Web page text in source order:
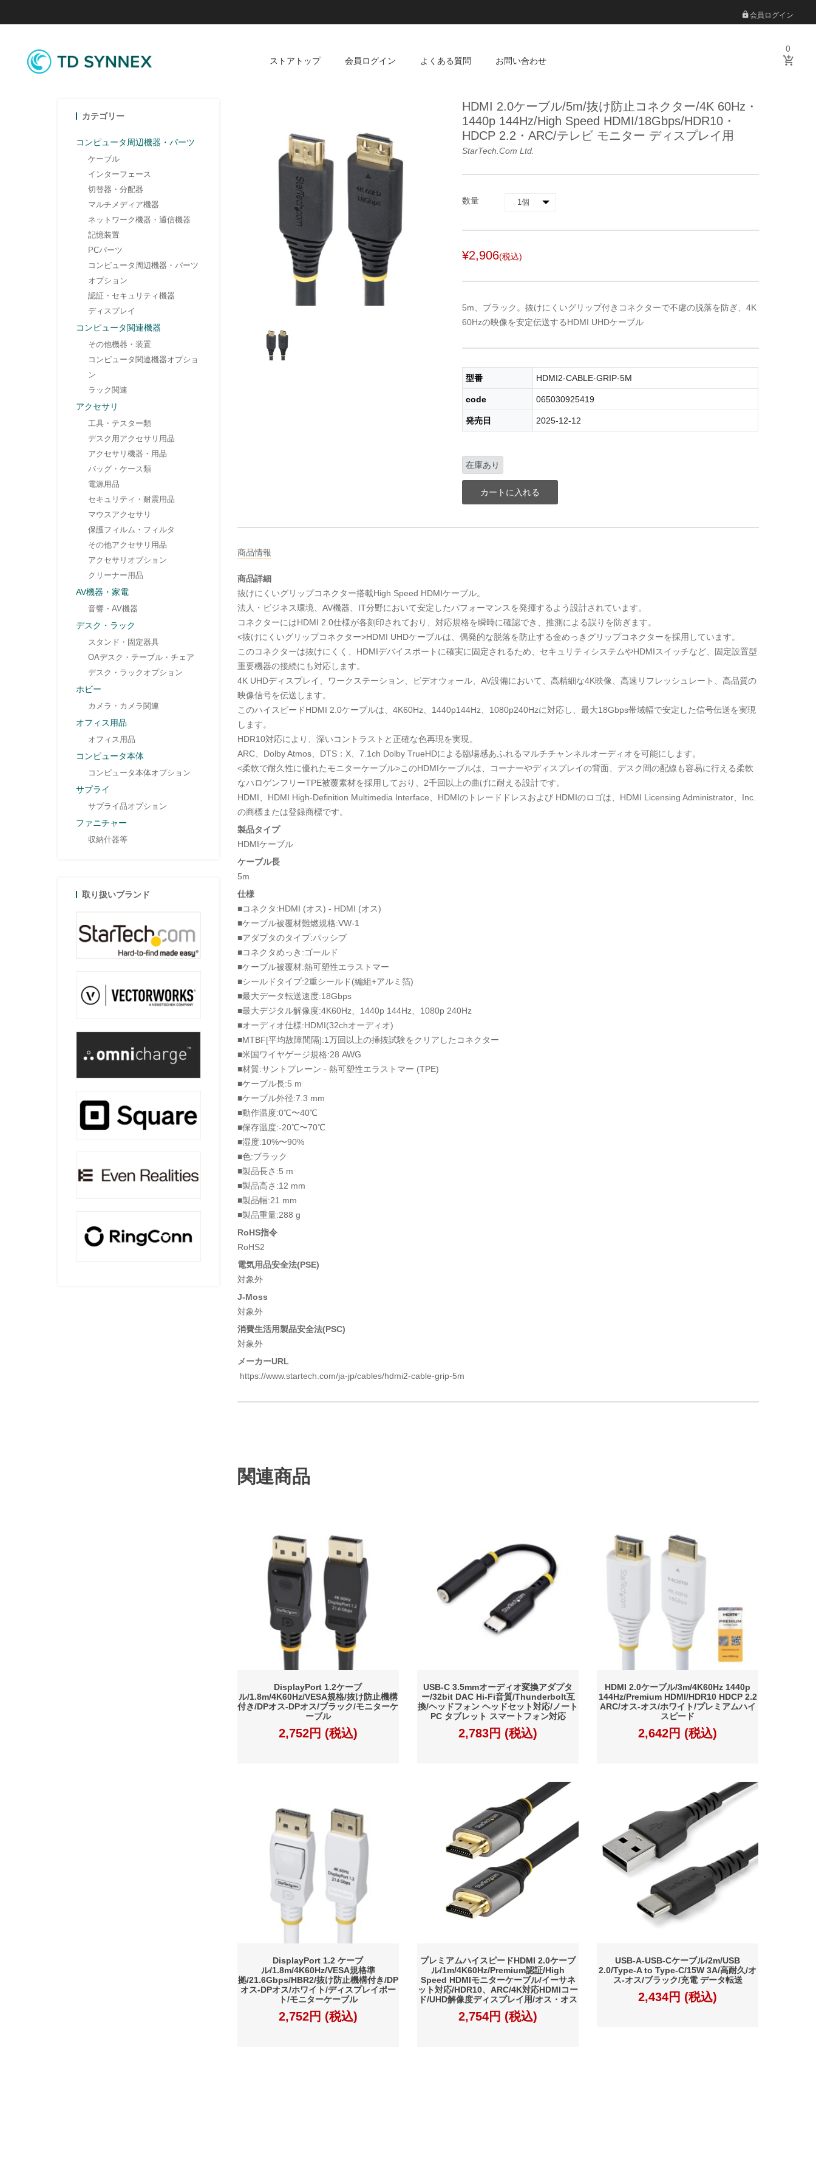
会員ログイン
ストアトップ 会員ログイン よくある質問 お問い合わせ
0
HDMI 2.0ケーブル/5m/抜け防止コネクター/4K 60Hz・
1440p 144Hz/High Speed HDMI/18Gbps/HDR10・
HDCP 2.2・ARC/テレビ モニター ディスプレイ用
StarTech.com Ltd.
数量
¥2,906(税込)
5m、ブラック。抜けにくいグリップ付きコネクターで不慮の脱落を防ぎ、4K
60Hzの映像を安定伝送するHDMI UHDケーブル
型番 HDMI2-CABLE-GRIP-5M
code 065030925419
発売日 2025-12-12
在庫あり
カートに入れる
商品情報
商品詳細
抜けにくいグリップコネクター搭載High Speed HDMIケーブル。
法人・ビジネス環境、AV機器、IT分野において安定したパフォーマンスを発揮するよう設計されています。
コネクターにはHDMI 2.0仕様が各刻印されており、対応規格を瞬時に確認でき、推測による誤りを防ぎます。
<抜けにくいグリップコネクター>HDMI UHDケーブルは、偶発的な脱落を防止する金めっきグリップコネクターを採用しています。
このコネクターは抜けにくく、HDMIデバイスポートに確実に固定されるため、セキュリティシステムやHDMIスイッチなど、固定設置型
重要機器の接続にも対応します。
4K UHDディスプレイ、ワークステーション、ビデオウォール、AV設備において、高精細な4K映像、高速リフレッシュレート、高品質の
映像信号を伝送します。
このハイスピードHDMI 2.0ケーブルは、4K60Hz、1440p144Hz、1080p240Hzに対応し、最大18Gbps帯域幅で安定した信号伝送を実現
します。
HDR10対応により、深いコントラストと正確な色再現を実現。
ARC、Dolby Atmos、DTS：X、7.1ch Dolby TrueHDによる臨場感あふれるマルチチャンネルオーディオを可能にします。
<柔軟で耐久性に優れたモニターケーブル>このHDMIケーブルは、コーナーやディスプレイの背面、デスク間の配線も容易に行える柔軟
なハロゲンフリーTPE被覆素材を採用しており、2千回以上の曲げに耐える設計です。
HDMI、HDMI High-Definition Multimedia Interface、HDMIのトレードドレスおよび HDMIのロゴは、HDMI Licensing Administrator、Inc.
の商標または登録商標です。
製品タイプ
HDMIケーブル
ケーブル長
5m
仕様
■コネクタ:HDMI (オス) - HDMI (オス)
■ケーブル被覆材難燃規格:VW-1
■アダプタのタイプ:パッシブ
■コネクタめっき:ゴールド
■ケーブル被覆材:熱可塑性エラストマー
■シールドタイプ:2重シールド(編組+アルミ箔)
■最大データ転送速度:18Gbps
■最大デジタル解像度:4K60Hz、1440p 144Hz、1080p 240Hz
■オーディオ仕様:HDMI(32chオーディオ)
■MTBF[平均故障間隔]:1万回以上の挿抜試験をクリアしたコネクター
■米国ワイヤゲージ規格:28 AWG
■材質:サントプレーン - 熱可塑性エラストマー (TPE)
■ケーブル長:5 m
■ケーブル外径:7.3 mm
■動作温度:0℃〜40℃
■保存温度:-20℃〜70℃
■湿度:10%〜90%
■色:ブラック
■製品長さ:5 m
■製品高さ:12 mm
■製品幅:21 mm
■製品重量:288 g
RoHS指令
RoHS2
電気用品安全法(PSE)
対象外
J-Moss
対象外
消費生活用製品安全法(PSC)
対象外
メーカーURL
https://www.startech.com/ja-jp/cables/hdmi2-cable-grip-5m
関連商品
DisplayPort 1.2ケーブ
ル/1.8m/4K60Hz/VESA規格/抜け防止機構
付き/DPオス-DPオス/ブラック/モニターケ
ーブル
2,752円 (税込)
USB-C 3.5mmオーディオ変換アダプタ
ー/32bit DAC Hi-Fi音質/Thunderbolt互
換/ヘッドフォン ヘッドセット対応/ノート
PC タブレット スマートフォン対応
2,783円 (税込)
HDMI 2.0ケーブル/3m/4K60Hz 1440p
144Hz/Premium HDMI/HDR10 HDCP 2.2
ARC/オス-オス/ホワイト/プレミアムハイ
スピード
2,642円 (税込)
DisplayPort 1.2 ケーブ
ル/1.8m/4K60Hz/VESA規格準
拠/21.6Gbps/HBR2/抜け防止機構付き/DP
オス-DPオス/ホワイト/ディスプレイポー
ト/モニターケーブル
2,752円 (税込)
プレミアムハイスピードHDMI 2.0ケーブ
ル/1m/4K60Hz/Premium認証/High
Speed HDMIモニターケーブル/イーサネ
ット対応/HDR10、ARC/4K対応HDMIコー
ド/UHD解像度ディスプレイ用/オス・オス
2,754円 (税込)
USB-A-USB-Cケーブル/2m/USB
2.0/Type-A to Type-C/15W 3A/高耐久/オ
ス-オス/ブラック/充電 データ転送
2,434円 (税込)
カテゴリー
コンピュータ周辺機器・パーツ
ケーブル
インターフェース
切替器・分配器
マルチメディア機器
ネットワーク機器・通信機器
記憶装置
PCパーツ
コンピュータ周辺機器・パーツ
オプション
認証・セキュリティ機器
ディスプレイ
コンピュータ関連機器
その他機器・装置
コンピュータ関連機器オプショ
ン
ラック関連
アクセサリ
工具・テスター類
デスク用アクセサリ用品
アクセサリ機器・用品
バッグ・ケース類
電源用品
セキュリティ・耐震用品
マウスアクセサリ
保護フィルム・フィルタ
その他アクセサリ用品
アクセサリオプション
クリーナー用品
AV機器・家電
音響・AV機器
デスク・ラック
スタンド・固定器具
OAデスク・テーブル・チェア
デスク・ラックオプション
ホビー
カメラ・カメラ関連
オフィス用品
オフィス用品
コンピュータ本体
コンピュータ本体オプション
サプライ
サプライ品オプション
ファニチャー
収納什器等
取り扱いブランド